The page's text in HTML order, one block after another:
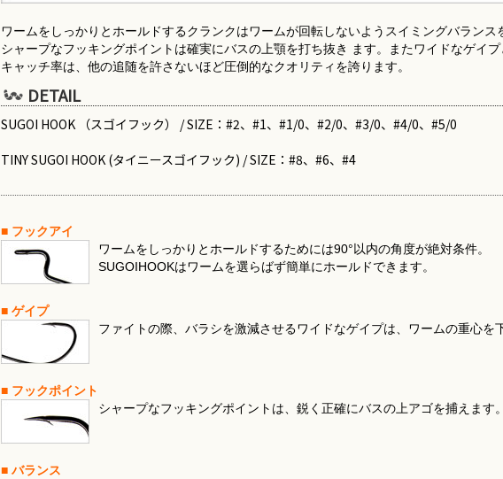
ワームをしっかりとホールドするクランクはワームが回転しないようスイミングバランス
シャープなフッキングポイントは確実にバスの上顎を打ち抜き ます。またワイドなゲイ
キャッチ率は、他の追随を許さないほど圧倒的なクオリティを誇ります。
DETAIL
SUGOI HOOK （スゴイフック） / SIZE：#2、#1、#1/0、#2/0、#3/0、#4/0、#5/0
TINY SUGOI HOOK (タイニースゴイフック) / SIZE：#8、#6、#4
■ フックアイ
ワームをしっかりとホールドするためには90°以内の角度が絶対条件。
SUGOIHOOKはワームを選らばず簡単にホールドできます。
■ ゲイプ
ファイトの際、バラシを激減させるワイドなゲイプは、ワームの重心を
■ フックポイント
シャープなフッキングポイントは、鋭く正確にバスの上アゴを捕えます。
■ バランス